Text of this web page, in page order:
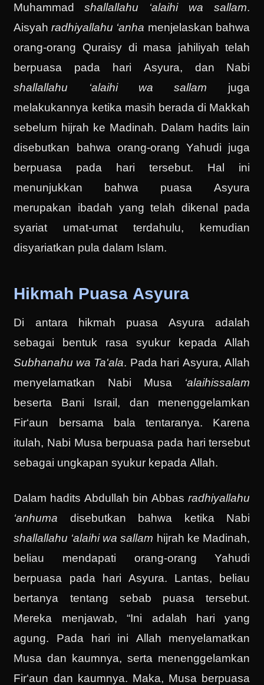
Muhammadshallallahu ‘alaihi wa sallam.
Aisyahradhiyallahu ‘anha menjelaskan bahwa
orang-orang Quraisy di masa jahiliyah telah
berpuasa pada hari Asyura, dan Nabi
shallallahu ‘alaihi wa sallam juga
melakukannya ketika masih berada di Makkah
sebelum hijrah ke Madinah. Dalam hadits lain
disebutkan bahwa orang-orang Yahudi juga
berpuasa pada hari tersebut. Hal ini
menunjukkan bahwa puasa Asyura
merupakan ibadah yang telah dikenal pada
syariat umat-umat terdahulu, kemudian
disyariatkan pula dalam Islam.
Hikmah Puasa Asyura
Di antara hikmah puasa Asyura adalah
sebagai bentuk rasa syukur kepada Allah
Subhanahu wa Ta'ala. Pada hari Asyura, Allah
menyelamatkan Nabi Musa ‘alaihissalam
beserta Bani Israil, dan menenggelamkan
Fir‘aun bersama bala tentaranya. Karena
itulah, Nabi Musa berpuasa pada hari tersebut
sebagai ungkapan syukur kepada Allah.
Dalam hadits Abdullah bin Abbasradhiyallahu
‘anhuma disebutkan bahwa ketika Nabi
shallallahu ‘alaihi wa sallam hijrah ke Madinah,
beliau mendapati orang-orang Yahudi
berpuasa pada hari Asyura. Lantas, beliau
bertanya tentang sebab puasa tersebut.
Mereka menjawab, “Ini adalah hari yang
agung. Pada hari ini Allah menyelamatkan
Musa dan kaumnya, serta menenggelamkan
Fir‘aun dan kaumnya. Maka, Musa berpuasa